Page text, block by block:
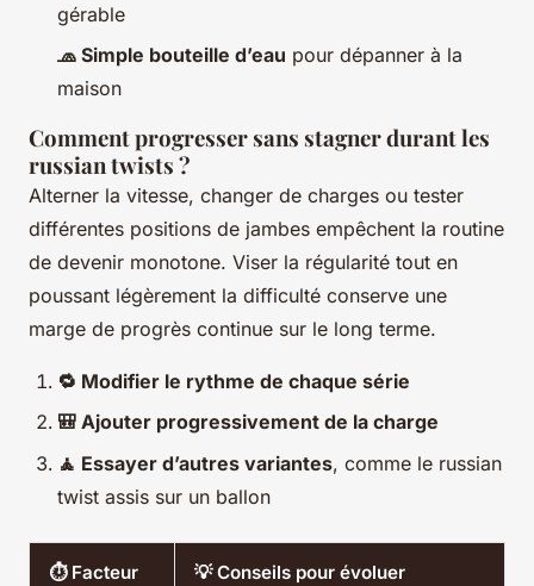
gérable
🧢 Simple bouteille d’eau pour dépanner à la
maison
Comment progresser sans stagner durant les
russian twists ?
Alterner la vitesse, changer de charges ou tester
différentes positions de jambes empêchent la routine
de devenir monotone. Viser la régularité tout en
poussant légèrement la difficulté conserve une
marge de progrès continue sur le long terme.
🔁 Modifier le rythme de chaque série
🎒 Ajouter progressivement de la charge
🧘 Essayer d’autres variantes, comme le russian
twist assis sur un ballon
⏱️ Facteur 💡 Conseils pour évoluer